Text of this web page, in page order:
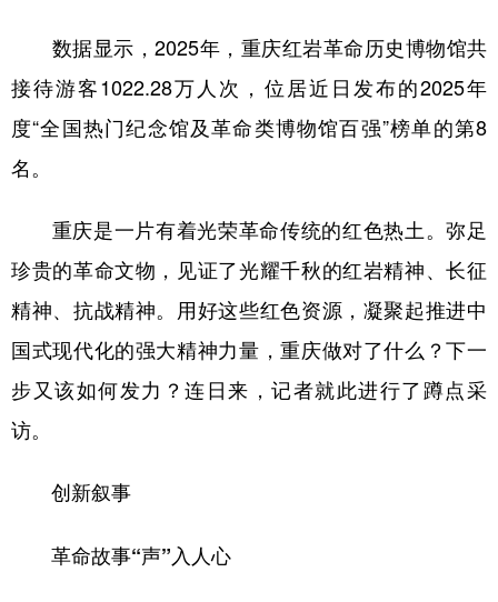
数据显示，2025年，重庆红岩革命历史博物馆共
接待游客1022.28万人次，位居近日发布的2025年
度“全国热门纪念馆及革命类博物馆百强”榜单的第8
名。
重庆是一片有着光荣革命传统的红色热土。弥足
珍贵的革命文物，见证了光耀千秋的红岩精神、长征
精神、抗战精神。用好这些红色资源，凝聚起推进中
国式现代化的强大精神力量，重庆做对了什么？下一
步又该如何发力？连日来，记者就此进行了蹲点采
访。
创新叙事
革命故事“声”入人心